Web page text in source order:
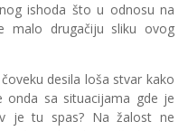
ishoda što u odnosu na
malo drugačiju sliku ovog
desila loša stvar kako
sa situacijama gde je
je tu spas? Na žalost ne